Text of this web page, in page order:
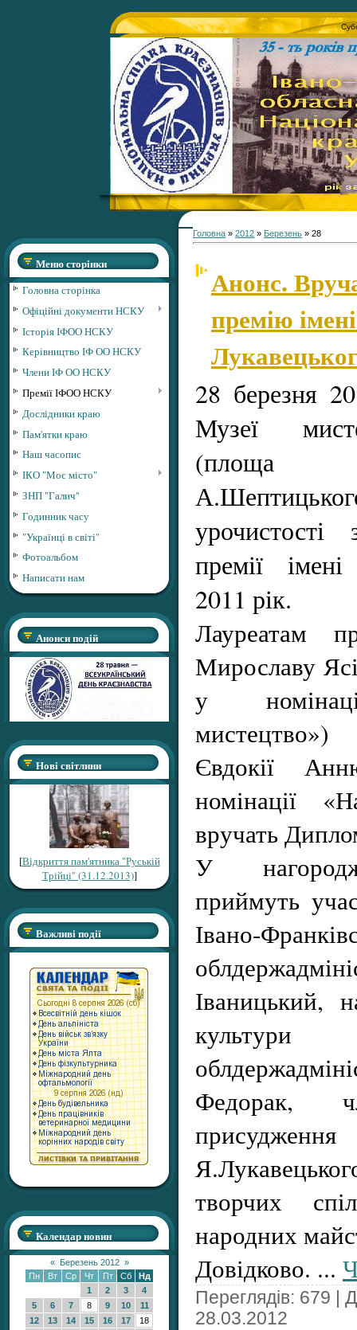
Меню сторінки
Головна сторінка
Офіційні документи НСКУ
Історія ІФОО НСКУ
Керівництво ІФ ОО НСКУ
Члени ІФ ОО НСКУ
Премії ІФОО НСКУ
Дослідники краю
Пам'ятки краю
Наш часопис
ІКО "Моє місто"
ЗНП "Галич"
Годинник часу
"Українці в світі"
Фотоальбом
Написати нам
Анонси подій
Нові світлини
[Відкриття пам'ятника "Руській
Трійці" (31.12.2013)]
Важливі події
Календар новин
« Березень 2012 »
Пн
Вт Ср Чт Пт Сб
Нд
1
2 3
4
5
6 7 8 9 10
11
12
13 14 15 16 17
18
Головна » 2012 » Березень » 28
Анонс.
премію
28 березня
Музеї
(площа
премії
2011 рік.
Лауреатам
Мирославу
у
Євдокії
номінації
вручать
У
приймуть
Івано-
Іваницький,
культури
Федорак,
творчих
народних
Довідково. ...
Переглядів: 679 |
28.03.2012